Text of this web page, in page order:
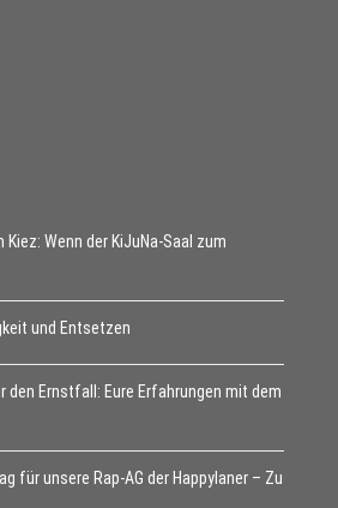
Kiez: Wenn der KiJuNa-Saal zum
und Entsetzen
den Ernstfall: Eure Erfahrungen mit dem
für unsere Rap-AG der Happylaner – Zu